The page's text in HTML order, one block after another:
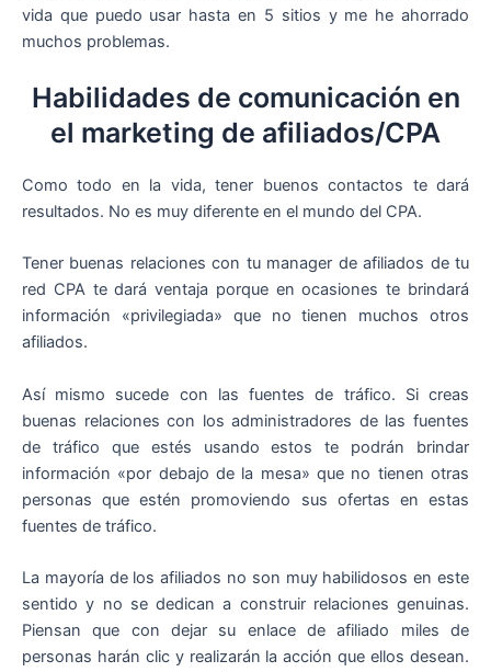
vida que puedo usar hasta en 5 sitios y me he ahorrado
muchos problemas.
Habilidades de comunicación en
el marketing de afiliados/CPA
Como todo en la vida, tener buenos contactos te dará
resultados. No es muy diferente en el mundo del CPA.
Tener buenas relaciones con tu manager de afiliados de tu
red CPA te dará ventaja porque en ocasiones te brindará
información «privilegiada» que no tienen muchos otros
afiliados.
Así mismo sucede con las fuentes de tráfico. Si creas
buenas relaciones con los administradores de las fuentes
de tráfico que estés usando estos te podrán brindar
información «por debajo de la mesa» que no tienen otras
personas que estén promoviendo sus ofertas en estas
fuentes de tráfico.
La mayoría de los afiliados no son muy habilidosos en este
sentido y no se dedican a construir relaciones genuinas.
Piensan que con dejar su enlace de afiliado miles de
personas harán clic y realizarán la acción que ellos desean.